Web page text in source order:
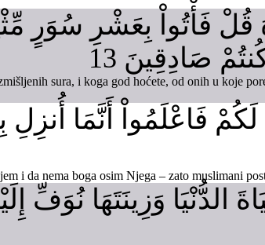
قُلْ فَأْتُواْ بِعَشْرِ سُوَرٍ
صَادِقِينَ 13
sura, i koga god hoćete, od onih u koje
فَاعْلَمُواْ أَنَّمَا أُنزِلِ
i da nema boga osim Njega – zato muslimani
الدُّنْيَا وَزِينَتَهَا نُوَفِّ